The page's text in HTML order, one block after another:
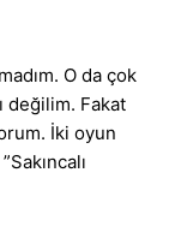
O da çok
değilim. Fakat
İki oyun